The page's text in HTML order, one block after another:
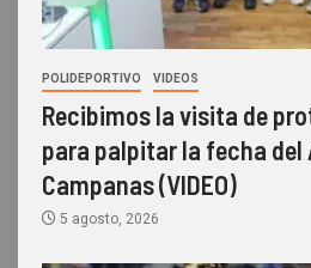
POLIDEPORTIVO VIDEOS
Recibimos la visita de
para palpitar la fecha del
Campanas (VIDEO)
5 agosto, 2026